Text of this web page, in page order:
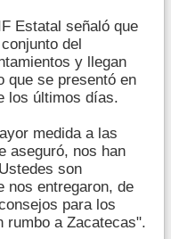
Estatal señaló que
del
y llegan
que se presentó en
los últimos días.
medida a las
aseguró, nos han
son
nos entregaron, de
para los
rumbo a Zacatecas".